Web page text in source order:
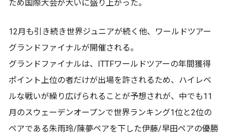
ため国際大会が大いに盛り上がった。
12月も引き続き世界ジュニアが続く他、ワールドツアー
グランドファイナルが開催される。
グランドファイナルは、ITTFワールドツアーの年間獲得
ポイント上位の者だけが出場を許されるため、ハイレベ
ルな戦いが繰り広げられることが予想されが、中でも11
月のスウェーデンオープンで世界ランキング1位と2位の
ペアである朱雨玲/陳夢ペアを下した伊藤/早田ペアの優勝